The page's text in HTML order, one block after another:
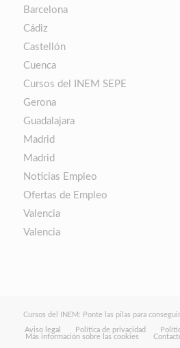
Barcelona
Cádiz
Castellón
Cuenca
Cursos del INEM SEPE
Gerona
Guadalajara
Madrid
Madrid
Noticias Empleo
Ofertas de Empleo
Valencia
Valencia
Cursos del INEM: Ponte las pilas para
Aviso legal
Política de privacidad
Más información sobre las cookies